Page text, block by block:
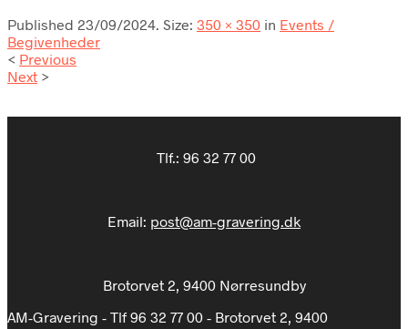
Published 23/09/2024. Size: 350 × 350 in Events /
Begivenheder
< Previous
Next >
Tlf.: 96 32 77 00
Email: post@am-gravering.dk
Brotorvet 2, 9400 Nørresundby
AM-Gravering - Tlf 96 32 77 00 - Brotorvet 2, 9400